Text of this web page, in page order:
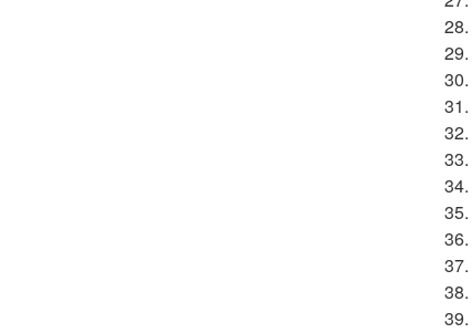
28.
29.
30.
31.
32.
33.
34.
35.
36.
37.
38.
39.